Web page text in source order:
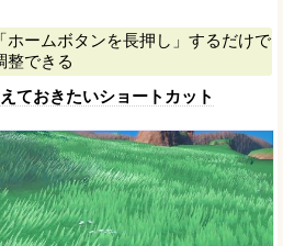
ホームボタンを長押し」するだけで
整できる
ておきたいショートカット